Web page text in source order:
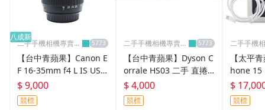
【收購/買賣】禮券
【競標起標】標多少賣多少
其它
八成新
二手手機相機專賣
【台中青蘋果】Canon E
F 16-35mm f4 L IS USM
二手 單眼鏡頭 #97494
$ 9,000
競標
二手手機相機專賣
【台中青蘋果】Dyson C
orrale HS03 二手 直捲
髮造型器 #106409
$ 4,000
競標
二手手機
【太平
hone 15
256G 二
機
$
競標